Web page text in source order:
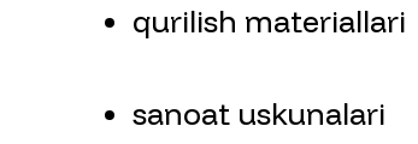
qurilish materiallari
sanoat uskunalari